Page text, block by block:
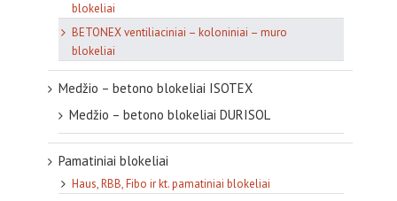
blokeliai
BETONEX ventiliaciniai – koloniniai – muro
blokeliai
Medžio – betono blokeliai ISOTEX
Medžio – betono blokeliai DURISOL
Pamatiniai blokeliai
Haus, RBB, Fibo ir kt. pamatiniai blokeliai